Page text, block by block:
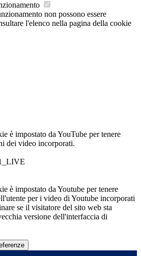
non possono essere
l'elenco nella pagina della cookie
è impostato da YouTube per tenere
dei video incorporati.
è impostato da Youtube per tenere
per i video di Youtube incorporati
se il visitatore del sito web sta
versione dell'interfaccia di